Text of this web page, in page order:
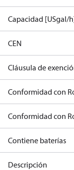
Capacidad [USgal/
CEN
Cláusula de
Conformidad con
Conformidad con
Contiene baterías
Descripción